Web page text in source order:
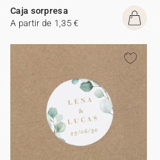
Caja sorpresa
A partir de 1,35 €